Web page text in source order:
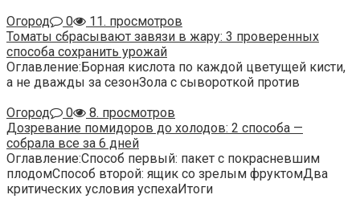
Огород
0
11. просмотров
Томаты сбрасывают завязи в жару: 3 проверенных
способа сохранить урожай
Оглавление:Борная кислота по каждой цветущей кисти,
а не дважды за сезонЗола с сывороткой против
Огород
0
8. просмотров
Дозревание помидоров до холодов: 2 способа —
собрала все за 6 дней
Оглавление:Способ первый: пакет с покрасневшим
плодомСпособ второй: ящик со зрелым фруктомДва
критических условия успехаИтоги